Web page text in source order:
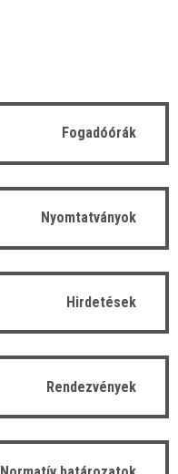
Fogadóórák
Nyomtatványok
Hirdetések
Rendezvények